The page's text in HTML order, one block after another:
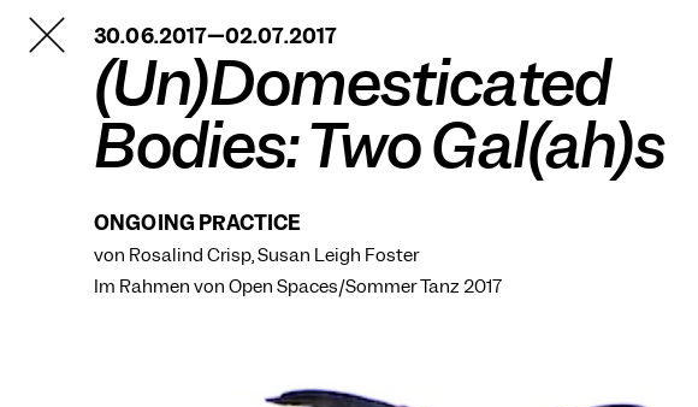
TANZFABRIK
BERLIN30.06.2017—02.07.2017
(Un)Domesticated
Bodies: Two Gal(ah)s
ONGOING PRACTICE
von Rosalind Crisp, Susan Leigh Foster
Im Rahmen von Open Spaces/Sommer Tanz 2017